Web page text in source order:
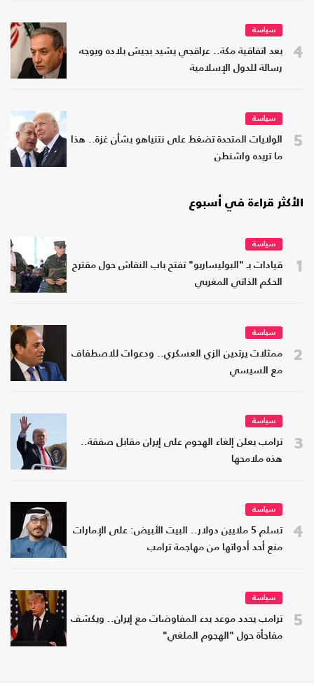
4
سياسة
بعد اتفاقية مكة.. عراقجي يشيد بجيش بلاده ويوجه
رسالة للدول الإسلامية
5
سياسة
الولايات المتحدة تضغط على نتنياهو بشأن غزة.. هذا
ما تريده واشنطن
الأكثر قراءة في أسبوع
1
سياسة
قيادات بـ "البوليساريو" تفتح باب النقاش حول مقترح
الحكم الذاتي المغربي
2
سياسة
ممثلات يرتدين الزي العسكري.. ودعوات للاصطفاف
مع السيسي
3
سياسة
ترامب يعلن إلغاء الهجوم على إيران مقابل صفقة..
هذه ملامحها
4
سياسة
تسلم 5 ملايين دولار.. البيت الأبيض: على الإمارات
منع أحد أدواتها من مهاجمة ترامب
5
سياسة
ترامب يحدد موعد بدء المفاوضات مع إيران.. ويكشف
مفاجأة حول "الهجوم الملغي"